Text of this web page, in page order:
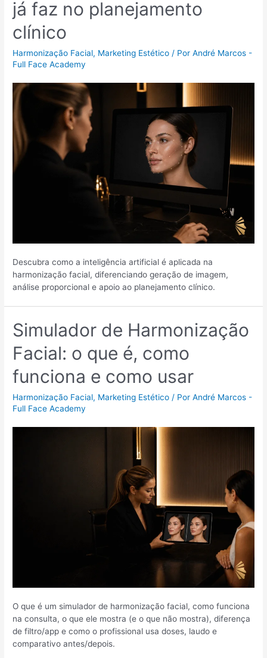
já faz no planejamento
clínico
Harmonização Facial, Marketing Estético / PorAndré Marcos -
Full Face Academy
Descubra como a inteligência artificial é aplicada na
harmonização facial, diferenciando geração de imagem,
análise proporcional e apoio ao planejamento clínico.
Simulador de Harmonização
Facial: o que é, como
funciona e como usar
Harmonização Facial, Marketing Estético / PorAndré Marcos -
Full Face Academy
O que é um simulador de harmonização facial, como funciona
na consulta, o que ele mostra (e o que não mostra), diferença
de filtro/app e como o profissional usa doses, laudo e
comparativo antes/depois.